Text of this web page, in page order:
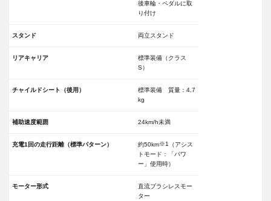
後車輪・ペダルに取
り付け
スタンド 両立スタンド
リアキャリア
標準装備（クラス
S）
チャイルドシート（後用）
標準装備 質量：4.7
kg
補助速度範囲 24km/h未満
充電1回の走行距離（標準パターン） 約50km※1
（アシス
トモード：「パワ
ー」使用時）
モーター形式
直流ブラシレスモー
ター